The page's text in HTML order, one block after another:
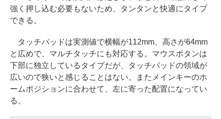
強く押し込む必要もないため、タンタンと快適にタイプ
できる。
タッチパッドは実測値で横幅が112mm、高さが64mm
と広めで、マルチタッチにも対応する。マウスボタンは
下部に独立しているタイプだが、タッチパッドの領域が
広いので狭いと感じることはない。またメインキーのホ
ームポジションに合わせて、左に寄った配置になってい
る。